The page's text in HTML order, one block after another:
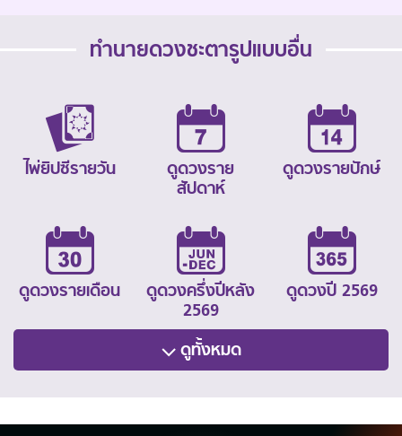
ทำนายดวงชะตารูปแบบอื่น
ไพ่ยิปซีรายวัน
ดูดวงราย
สัปดาห์
ดูดวงรายปักษ์
ดูดวงรายเดือน
ดูดวงครึ่งปีหลัง
2569
ดูดวงปี 2569
ดูทั้งหมด